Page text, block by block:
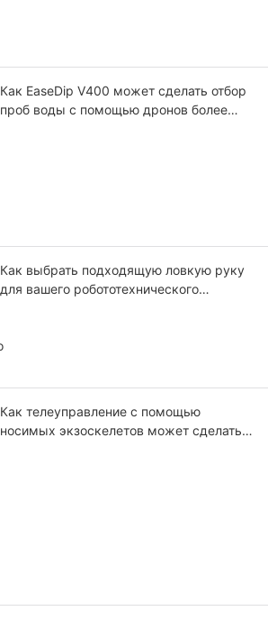
Как EaseDip V400 может сделать отбор
проб воды с помощью дронов более
Как выбрать подходящую ловкую руку
для вашего робототехнического
Как телеуправление с помощью
носимых экзоскелетов может сделать